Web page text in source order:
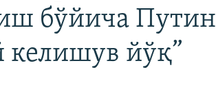
бўйича Путин
келишув йўқ”